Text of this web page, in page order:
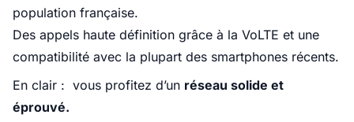
population française.
Des appels haute définition grâce à la VoLTE et une
compatibilité avec la plupart des smartphones récents.
En clair : vous profitez d’un réseau solide et
éprouvé.